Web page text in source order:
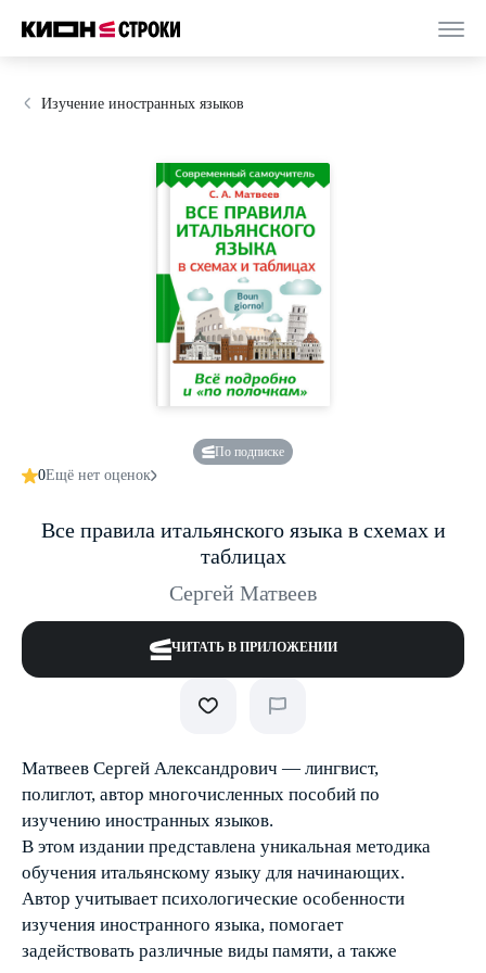
Изучение иностранных языков
По подписке
0Ещё нет оценок
Все правила итальянского языка в схемах и
таблицах
Сергей Матвеев
ЧИТАТЬ В ПРИЛОЖЕНИИ
Матвеев Сергей Александрович — лингвист,
полиглот, автор многочисленных пособий по
изучению иностранных языков.
В этом издании представлена уникальная методика
обучения итальянскому языку для начинающих.
Автор учитывает психологические особенности
изучения иностранного языка, помогает
задействовать различные виды памяти, а также